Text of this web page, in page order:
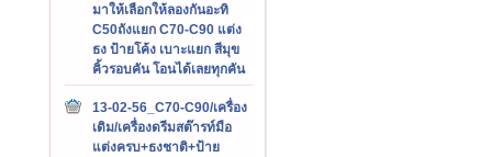
มาให้เลือกให้ลองกันอะทิ
C50ถังแยก C70-C90 แต่ง
ธง ป้ายโค้ง เบาะแยก สีมุข
คิ้วรอบคัน โอนได้เลยทุกคัน
13-02-56_C70-C90/เครื่อง
เดิม/เครื่องดรีมสต๊ารท์มือ
แต่งครบ+ธงชาติ+ป้าย